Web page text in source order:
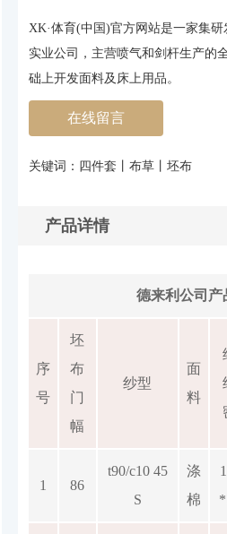
XK·体育(中国)官方网站是一家集
实业公司，主营喷气和剑杆生产的
础上开发面料及床上用品。
在线留言
关键词：四件套丨布草丨坯布
产品详情
德来利公司产
序
号
坯
布
门
幅
纱型
面
料
1 86
t90/c10 45
S
涤
棉